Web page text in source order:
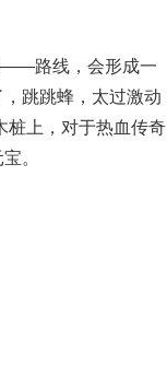
——路线，会形成一
跳跳蜂，太过激动
桩上，对于热血传奇
。